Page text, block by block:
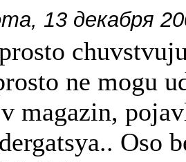
13 декабря
ne mogu
magazin,
Oso